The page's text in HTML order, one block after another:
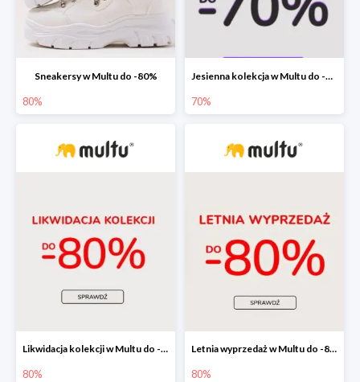
Sneakersy w Multu do -80%
80%
Jesienna kolekcja w Multu do -70%
70%
Likwidacja kolekcji w Multu do -80%
80%
Letnia wyprzedaż w Multu do -80%
80%